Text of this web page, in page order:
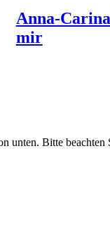
Anna-
mir
Bitte beachten